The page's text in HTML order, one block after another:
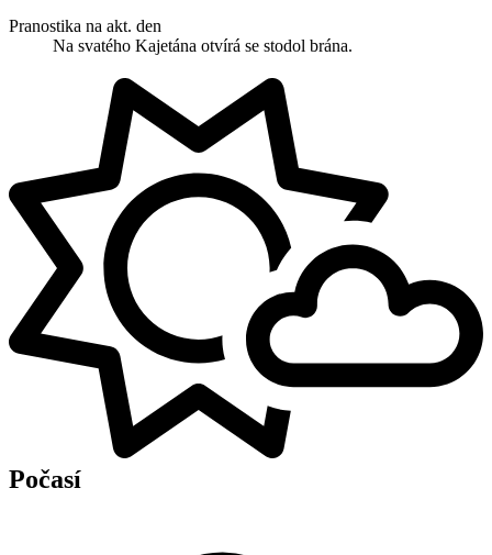
Pranostika na akt. den
Na svatého Kajetána otvírá se stodol brána.
Počasí